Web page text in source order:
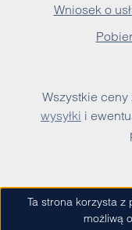
Wniosek o
Wszystkie ceny
wysyłki i
Ta strona korzysta
możliwą